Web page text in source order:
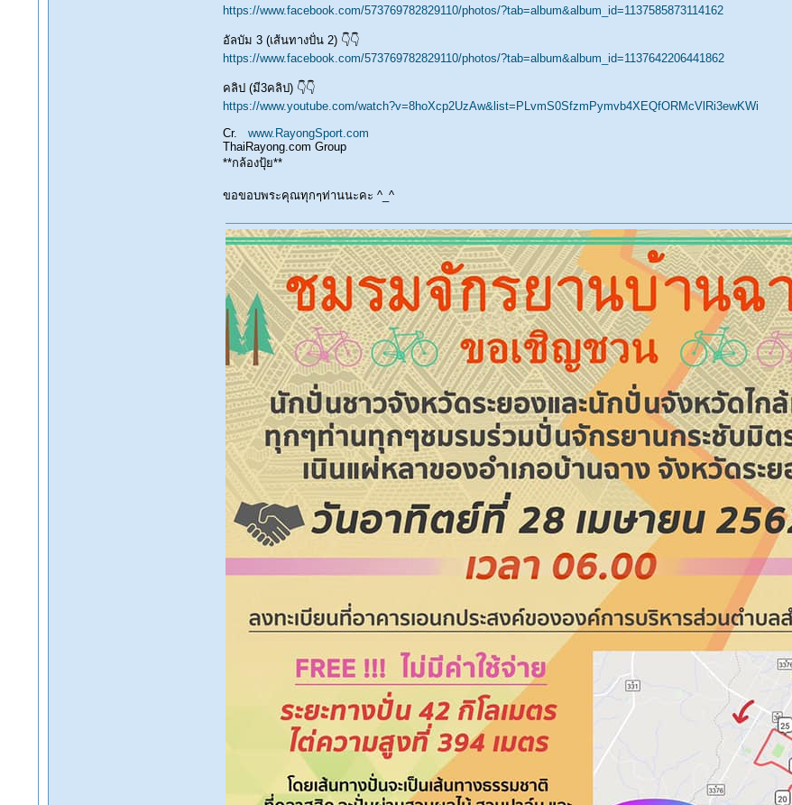
https://www.facebook.com/573769782829110/photos/?tab=album&album_id=1137585873114162
อัลบัม 3 (เส้นทางปั่น 2) 👇👇
https://www.facebook.com/573769782829110/photos/?tab=album&album_id=1137642206441862
คลิป (มี3คลิป) 👇👇
https://www.youtube.com/watch?v=8hoXcp2UzAw&list=PLvmS0SfzmPymvb4XEQfORMcVlRi3ewKWi
Cr. www.RayongSport.com
ThaiRayong.com Group
**กล้องปุ้ย**
ขอขอบพระคุณทุกๆท่านนะคะ ^_^